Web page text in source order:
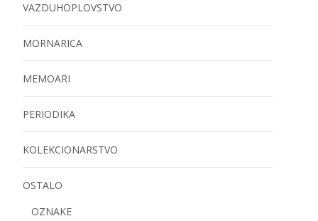
VAZDUHOPLOVSTVO
MORNARICA
MEMOARI
PERIODIKA
KOLEKCIONARSTVO
OSTALO
OZNAKE